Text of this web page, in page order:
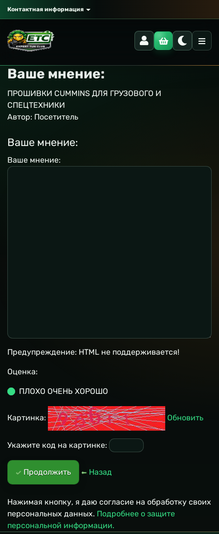
Контактная информация
Ваше мнение:
ПРОШИВКИ CUMMINS ДЛЯ ГРУЗОВОГО И
СПЕЦТЕХНИКИ
Автор: Посетитель
Ваше мнение:
Ваше мнение:
Предупреждение: HTML не поддерживается!
Оценка:
ПЛОХО ОЧЕНЬ ХОРОШО
Картинка: Обновить
Укажите код на картинке:
Продолжить Назад
Нажимая кнопку, я даю согласие на обработку своих
персональных данных. Подробнее о защите
персональной информации.